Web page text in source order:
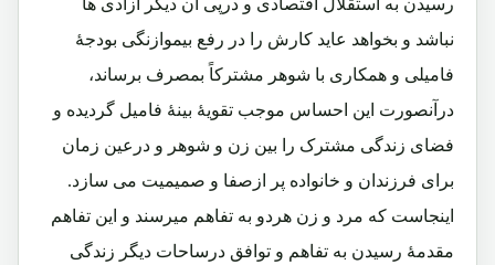
رسیدن به استقلال اقتصادی و درپی آن دیگر آزادی ها
نباشد و بخواهد عاید کارش را در رفع بیموازنگی بودجۀ
فامیلی و همکاری با شوهر مشترکاً بمصرف برساند،
درآنصورت این احساس موجب تقویۀ بینۀ فامیل گردیده و
فضای زندگی مشترک را بین زن و شوهر و درعین زمان
برای فرزندان و خانواده پر ازصفا و صمیمیت می سازد.
اینجاست که مرد و زن هردو به تفاهم میرسند و این تفاهم
مقدمۀ رسیدن به تفاهم و توافق درساحات دیگر زندگی